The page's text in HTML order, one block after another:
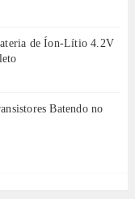
de Íon-Lítio 4.2V
Batendo no